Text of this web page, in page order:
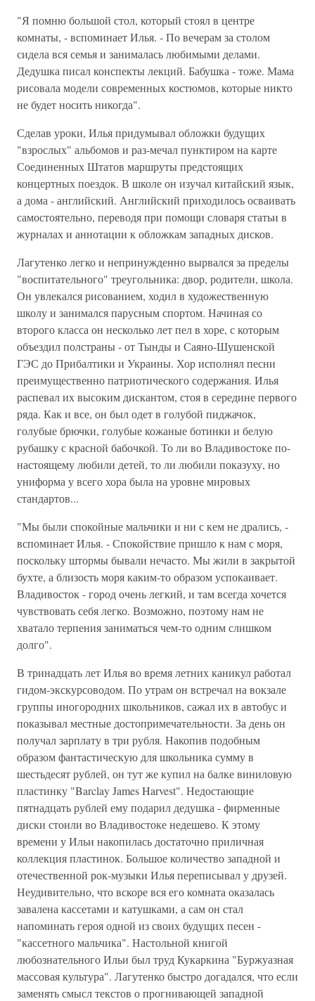
"Я помню большой стол, который стоял в центре
комнаты, - вспоминает Илья. - По вечерам за столом
сидела вся семья и занималась любимыми делами.
Дедушка писал конспекты лекций. Бабушка - тоже. Мама
рисовала модели современных костюмов, которые никто
не будет носить никогда".
Сделав уроки, Илья придумывал обложки будущих
"взрослых" альбомов и раз-мечал пунктиром на карте
Соединенных Штатов маршруты предстоящих
концертных поездок. В школе он изучал китайский язык,
а дома - английский. Английский приходилось осваивать
самостоятельно, переводя при помощи словаря статьи в
журналах и аннотации к обложкам западных дисков.
Лагутенко легко и непринужденно вырвался за пределы
"воспитательного" треугольника: двор, родители, школа.
Он увлекался рисованием, ходил в художественную
школу и занимался парусным спортом. Начиная со
второго класса он несколько лет пел в хоре, с которым
объездил полстраны - от Тынды и Саяно-Шушенской
ГЭС до Прибалтики и Украины. Хор исполнял песни
преимущественно патриотического содержания. Илья
распевал их высоким дискантом, стоя в середине первого
ряда. Как и все, он был одет в голубой пиджачок,
голубые брючки, голубые кожаные ботинки и белую
рубашку с красной бабочкой. То ли во Владивостоке по-
настоящему любили детей, то ли любили показуху, но
униформа у всего хора была на уровне мировых
стандартов...
"Мы были спокойные мальчики и ни с кем не дрались, -
вспоминает Илья. - Спокойствие пришло к нам с моря,
поскольку штормы бывали нечасто. Мы жили в закрытой
бухте, а близость моря каким-то образом успокаивает.
Владивосток - город очень легкий, и там всегда хочется
чувствовать себя легко. Возможно, поэтому нам не
хватало терпения заниматься чем-то одним слишком
долго".
В тринадцать лет Илья во время летних каникул работал
гидом-экскурсоводом. По утрам он встречал на вокзале
группы иногородних школьников, сажал их в автобус и
показывал местные достопримечательности. За день он
получал зарплату в три рубля. Накопив подобным
образом фантастическую для школьника сумму в
шестьдесят рублей, он тут же купил на балке виниловую
пластинку "Barclay James Harvest". Недостающие
пятнадцать рублей ему подарил дедушка - фирменные
диски стоили во Владивостоке недешево. К этому
времени у Ильи накопилась достаточно приличная
коллекция пластинок. Большое количество западной и
отечественной рок-музыки Илья переписывал у друзей.
Неудивительно, что вскоре вся его комната оказалась
завалена кассетами и катушками, а сам он стал
напоминать героя одной из своих будущих песен -
"кассетного мальчика". Настольной книгой
любознательного Ильи был труд Кукаркина "Буржуазная
массовая культура". Лагутенко быстро догадался, что если
заменять смысл текстов о прогнивающей западной